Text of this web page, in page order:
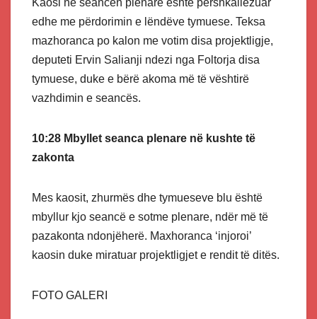
Kaosi në seancën plenare është përshkallëzuar
edhe me përdorimin e lëndëve tymuese. Teksa
mazhoranca po kalon me votim disa projektligje,
deputeti Ervin Salianji ndezi nga Foltorja disa
tymuese, duke e bërë akoma më të vështirë
vazhdimin e seancës.
10:28 Mbyllet seanca plenare në kushte të
zakonta
Mes kaosit, zhurmës dhe tymueseve blu është
mbyllur kjo seancë e sotme plenare, ndër më të
pazakonta ndonjëherë. Maxhoranca ‘injoroi’
kaosin duke miratuar projektligjet e rendit të ditës.
FOTO GALERI